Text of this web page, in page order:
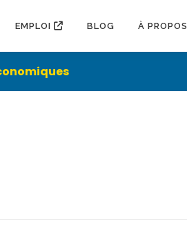
EMPLOI BLOG À PROPOS